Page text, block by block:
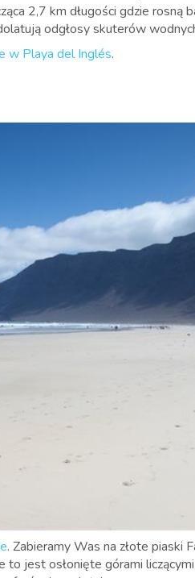
2,7 km długości gdzie rosną
odgłosy skuterów
w Playa del Inglés.
. Zabieramy Was na złote piaski
to jest osłonięte górami